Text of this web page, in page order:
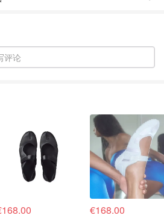
评论
€168.00